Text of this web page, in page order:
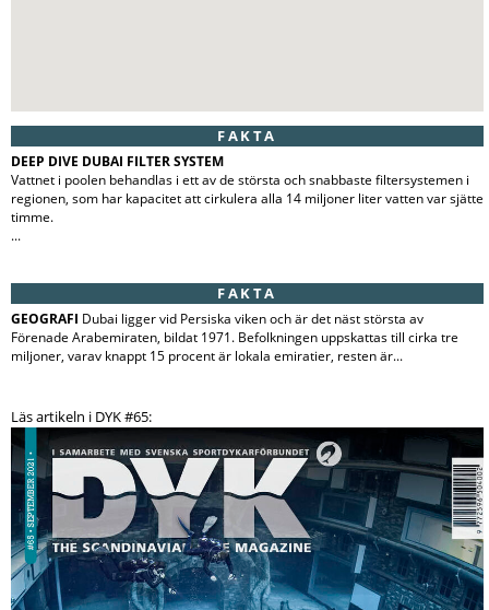
FAKTA
DEEP DIVE DUBAI FILTER SYSTEM
Vattnet i poolen behandlas i ett av de största och snabbaste filtersystemen i
regionen, som har kapacitet att cirkulera alla 14 miljoner liter vatten var sjätte
timme.
...
FAKTA
GEOGRAFI Dubai ligger vid Persiska viken och är det näst största av
Förenade Arabemiraten, bildat 1971. Befolkningen uppskattas till cirka tre
miljoner, varav knappt 15 procent är lokala emiratier, resten är...
Läs artikeln i DYK #65: